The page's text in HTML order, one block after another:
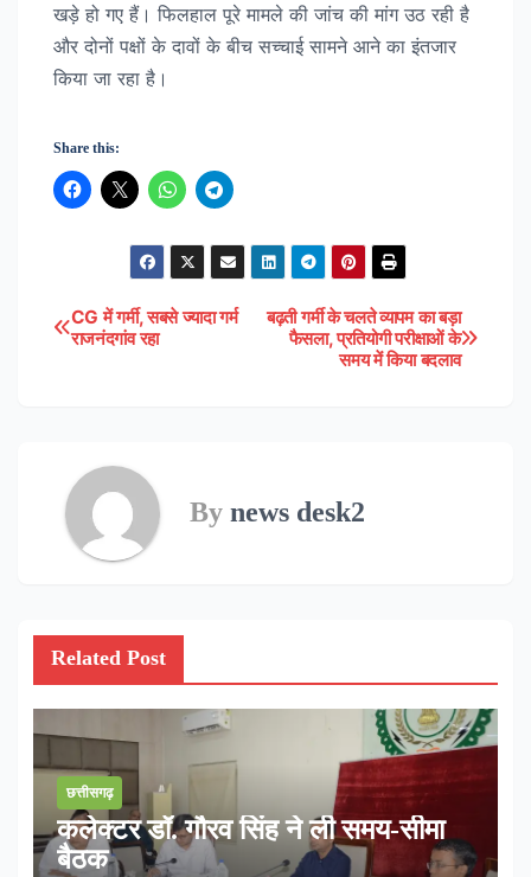
खड़े हो गए हैं। फिलहाल पूरे मामले की जांच की मांग उठ रही है
और दोनों पक्षों के दावों के बीच सच्चाई सामने आने का इंतजार
किया जा रहा है।
Share this:
Post
बढ़ती गर्मी के चलते व्यापम का बड़ा
फैसला, प्रतियोगी परीक्षाओं के
समय में किया बदलाव
CG में गर्मी, सबसे ज्यादा गर्म
राजनंदगांव रहा
By news desk2
Related Post
छत्तीसगढ़
कलेक्टर डॉ. गौरव सिंह ने ली समय-सीमा
बैठक